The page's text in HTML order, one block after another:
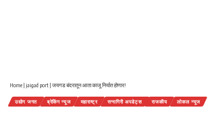
Home | jaigad port | जयगड बंदरातून आता काजू निर्यात होणार!
उद्योग जगत ब्रेकिंग न्यूज महाराष्ट्र रत्नागिरी अपडेट्स राजकीय लोकल न्यूज